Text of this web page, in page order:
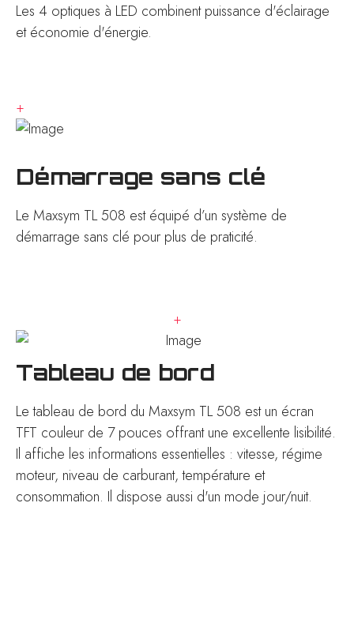
Les 4 optiques à LED combinent puissance d'éclairage
et économie d'énergie.
+
Démarrage sans clé
Le Maxsym TL 508 est équipé d’un système de
démarrage sans clé pour plus de praticité.
+
Tableau de bord
Le tableau de bord du Maxsym TL 508 est un écran
TFT couleur de 7 pouces offrant une excellente lisibilité.
Il affiche les informations essentielles : vitesse, régime
moteur, niveau de carburant, température et
consommation. Il dispose aussi d'un mode jour/nuit.